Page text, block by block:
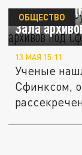
Документ
Зала
ОБЩЕСТВО
13 МАЯ 15:11
Ученые
Сфинксом, о